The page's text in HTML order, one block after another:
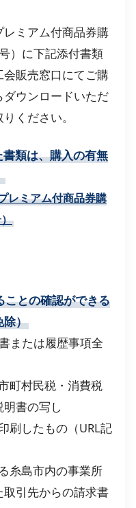
ミアム付商品券購
）に下記添付書類
販売窓口にてご購
ウンロードいただ
ください。
類は、購入の有無
レミアム付商品券購
との確認ができる
除）
たは履歴事項全
村民税・消費税
書の写し
したもの（URL記
島市内の事業所
引先からの請求書